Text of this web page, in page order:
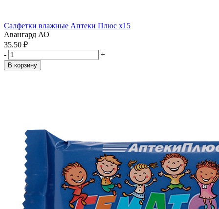
Салфетки влажные Аптеки Плюс x15
Авангард АО
35.50 ₽
-
+
В корзину